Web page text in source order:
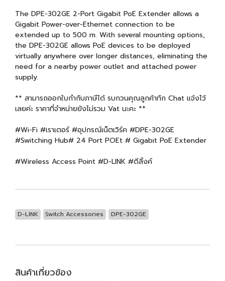
The DPE-302GE 2-Port Gigabit PoE Extender allows a
Gigabit Power-over-Ethernet connection to be
extended up to 500 m. With several mounting options,
the DPE-302GE allows PoE devices to be deployed
virtually anywhere over longer distances, eliminating the
need for a nearby power outlet and attached power
supply.
** สามารถออกใบกำกับภาษีได้ รบกวนคุณลูกค้าทัก Chat แจ้งไว้
เลยค่ะ ราคาที่จำหน่ายยังไม่รวม Vat นะคะ **
#Wi-Fi #เราเตอร์ #อุปกรณ์เน็ตเวิร์ค #DPE-302GE
#Switching Hub# 24 Port POEt # Gigabit PoE Extender
#Wireless Access Point #D-LINK #ดีลิ้งค์
D-LINK Switch Accessories DPE-302GE
สินค้าเกี่ยวข้อง